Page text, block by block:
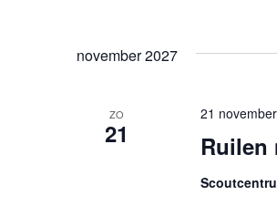
november 2027
ZO
21 Ruilen
21